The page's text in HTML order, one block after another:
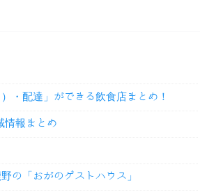
・配達」ができる飲食店まとめ！
情報まとめ
の「おがのゲストハウス」